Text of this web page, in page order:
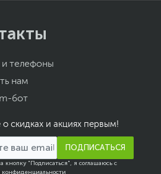
и телефоны
нам
бот
о скидках и акциях первым!
ПОДПИСАТЬСЯ
кнопку "Подписаться", я соглашаюсь с